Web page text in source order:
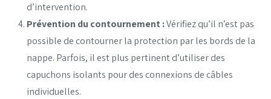
d’intervention.
Prévention du contournement :Vérifiez qu’il n’est pas
possible de contourner la protection par les bords de la
nappe. Parfois, il est plus pertinent d’utiliser des
capuchons isolants pour des connexions de câbles
individuelles.